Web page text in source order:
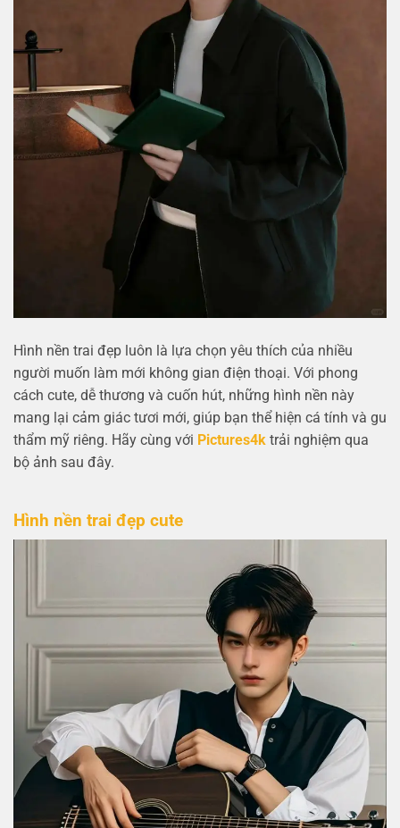
Hình nền trai đẹp luôn là lựa chọn yêu thích của nhiều
người muốn làm mới không gian điện thoại. Với phong
cách cute, dễ thương và cuốn hút, những hình nền này
mang lại cảm giác tươi mới, giúp bạn thể hiện cá tính và gu
thẩm mỹ riêng. Hãy cùng với Pictures4k trải nghiệm qua
bộ ảnh sau đây.
Hình nền trai đẹp cute